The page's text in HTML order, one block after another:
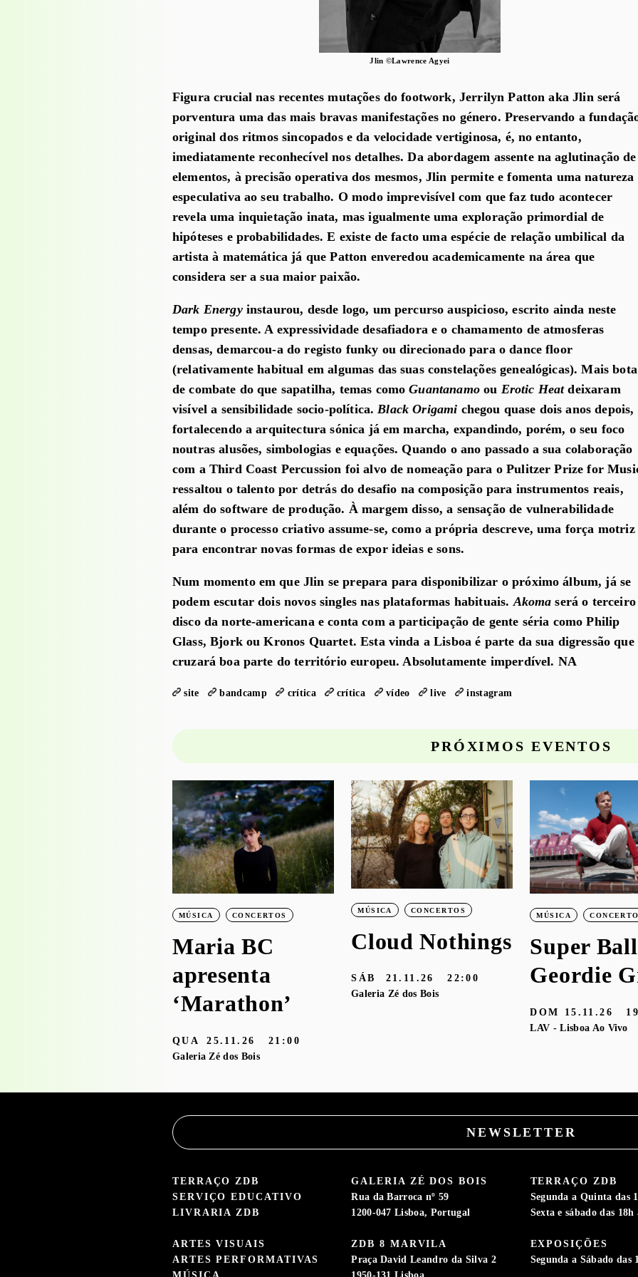
Jlin ©Lawrence Agyei
Figura crucial nas recentes mutações do footwork, Jerrilyn Patton aka Jlin será
porventura uma das mais bravas manifestações no género. Preservando a
original dos ritmos sincopados e da velocidade vertiginosa, é, no entanto,
imediatamente reconhecível nos detalhes. Da abordagem assente na aglutinação de
elementos, à precisão operativa dos mesmos, Jlin permite e fomenta uma natureza
especulativa ao seu trabalho. O modo imprevisível com que faz tudo acontecer
revela uma inquietação inata, mas igualmente uma exploração primordial de
hipóteses e probabilidades. E existe de facto uma espécie de relação umbilical da
artista à matemática já que Patton enveredou academicamente na área que
considera ser a sua maior paixão.
Dark Energyinstaurou, desde logo, um percurso auspicioso, escrito ainda neste
tempo presente. A expressividade desafiadora e o chamamento de atmosferas
densas, demarcou-a do registo funky ou direcionado para o dance floor
(relativamente habitual em algumas das suas constelações genealógicas). Mais bota
de combate do que sapatilha, temas comoGuantanamoou Erotic Heatdeixaram
visível a sensibilidade socio-política.Black Origami chegou quase dois anos depois,
fortalecendo a arquitectura sónica já em marcha, expandindo, porém, o seu foco
noutras alusões, simbologias e equações. Quando o ano passado a sua colaboração
com a Third Coast Percussion foi alvo de nomeação para o Pulitzer Prize for
ressaltou o talento por detrás do desafio na composição para instrumentos reais,
além do software de produção. À margem disso, a sensação de vulnerabilidade
durante o processo criativo assume-se, como a própria descreve, uma força motriz
para encontrar novas formas de expor ideias e sons.
Num momento em que Jlin se prepara para disponibilizar o próximo álbum, já se
podem escutar dois novos singles nas plataformas habituais.Akoma será o terceiro
disco da norte-americana e conta com a participação de gente séria como Philip
Glass, Bjork ou Kronos Quartet. Esta vinda a Lisboa é parte da sua digressão que
cruzará boa parte do território europeu. Absolutamente imperdível. NA
site bandcamp crítica crítica vídeo live instagram
PRÓXIMOS EVENTOS
MÚSICA CONCERTOS
Maria BC
apresenta
‘Marathon’
QUA 25.11.26
21:00
Galeria Zé dos Bois
MÚSICA CONCERTOS
Cloud Nothings
SÁB 21.11.26
22:00
Galeria Zé dos Bois
MÚSICA
Super
Geordie
DOM 15.11.26
LAV - Lisboa Ao Vivo
NEWSLETTER
TERRAÇO ZDB
SERVIÇO EDUCATIVO
LIVRARIA ZDB
ARTES VISUAIS
ARTES PERFORMATIVAS
MÚSICA
GALERIA ZÉ DOS BOIS
Rua da Barroca nº 59
1200-047 Lisboa, Portugal
ZDB 8 MARVILA
Praça David Leandro da Silva 2
1950-131 Lisboa
TERRAÇO ZDB
Segunda a Quinta das
Sexta e sábado das 18h
EXPOSIÇÕES
Segunda a Sábado das